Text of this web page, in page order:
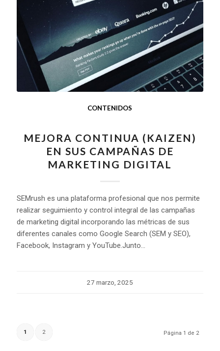
CONTENIDOS
MEJORA CONTINUA (KAIZEN)
EN SUS CAMPAÑAS DE
MARKETING DIGITAL
SEMrush es una plataforma profesional que nos permite
realizar seguimiento y control integral de las campañas
de marketing digital incorporando las métricas de sus
diferentes canales como Google Search (SEM y SEO),
Facebook, Instagram y YouTube.Junto…
27 marzo, 2025
Página 1 de 2
1 2